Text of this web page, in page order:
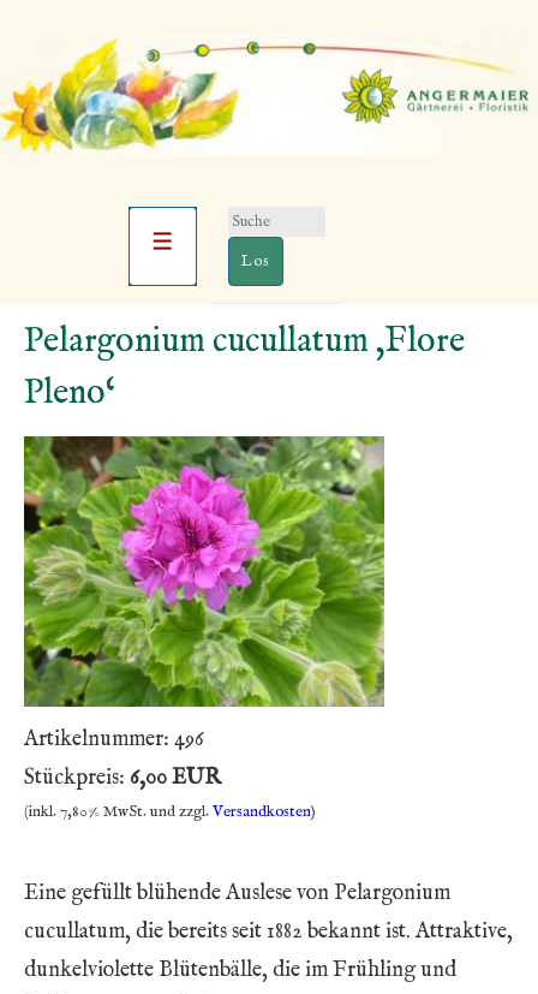
Hauptnavigation
Menü
Suchen
nach:
Zum
Inhalt
Pelargonium cucullatum ‚Flore
Pleno‘
Artikelnummer: 496
Stückpreis: 6,00 EUR
(inkl. 7,80% MwSt. und zzgl.Versandkosten)
Eine gefüllt blühende Auslese von Pelargonium
cucullatum, die bereits seit 1882 bekannt ist. Attraktive,
dunkelviolette Blütenbälle, die im Frühling und